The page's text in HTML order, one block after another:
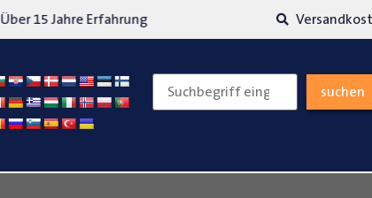
Über 15 Jahre Erfahrung
suchen